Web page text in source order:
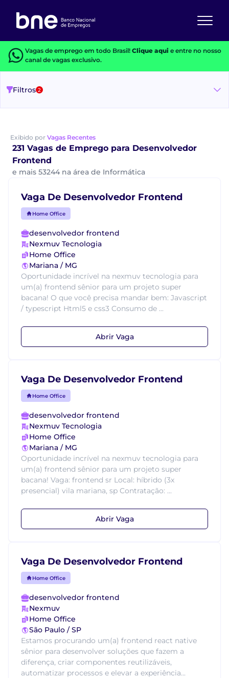
Vagas de emprego em todo Brasil! Clique aquie entre no nosso
canal de vagas exclusivo.
Filtros 2
Exibido por Vagas Recentes
231 Vagas de Emprego para Desenvolvedor
Frontend
e mais 53244 na área de Informática
Vaga De Desenvolvedor Frontend
Home Office
desenvolvedor frontend
Nexmuv Tecnologia
Home Office
Mariana / MG
Oportunidade incrível na nexmuv tecnologia para
um(a) frontend sênior para um projeto super
bacana! O que você precisa mandar bem: Javascript
/ typescript Html5 e css3 Consumo de ...
Abrir Vaga
Vaga De Desenvolvedor Frontend
Home Office
desenvolvedor frontend
Nexmuv Tecnologia
Home Office
Mariana / MG
Oportunidade incrível na nexmuv tecnologia para
um(a) frontend sênior para um projeto super
bacana! Vaga: frontend sr Local: híbrido (3x
presencial) vila mariana, sp Contratação: ...
Abrir Vaga
Vaga De Desenvolvedor Frontend
Home Office
desenvolvedor frontend
Nexmuv
Home Office
São Paulo / SP
Estamos procurando um(a) frontend react native
sênior para desenvolver soluções que fazem a
diferença, criar componentes reutilizáveis,
automatizar processos e elevar a experiência...